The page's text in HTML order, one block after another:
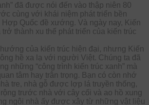
đã được nói đến vào thập niên 80
cùng với khái niệm phát triển bền
Quốc đề xướng. Và ngày nay, Kiến
trở thành xu thế phát triển của kiến trúc
của kiến trúc hiện đại, nhưng Kiến
hề xa lạ với người Việt. Chúng ta đã
những “công trình kiến trúc xanh” mà
tâm hay trân trọng. Bạn có còn nhớ
tre, nhà gỗ được lợp lá truyền thống,
trước nhà với cây cối và ao hồ xung
ngôi nhà ấy được xây từ những vật liệu